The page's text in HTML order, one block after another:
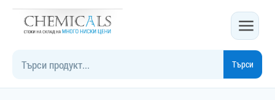
Търси продукт
Търси